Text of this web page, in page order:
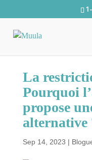
La
Pourquoi
propose
alternative
Sep 14, 2023 |